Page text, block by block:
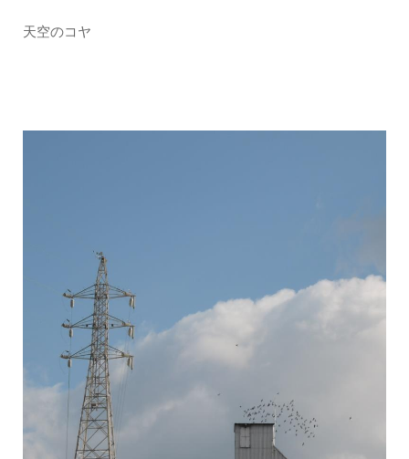
天空のコヤ